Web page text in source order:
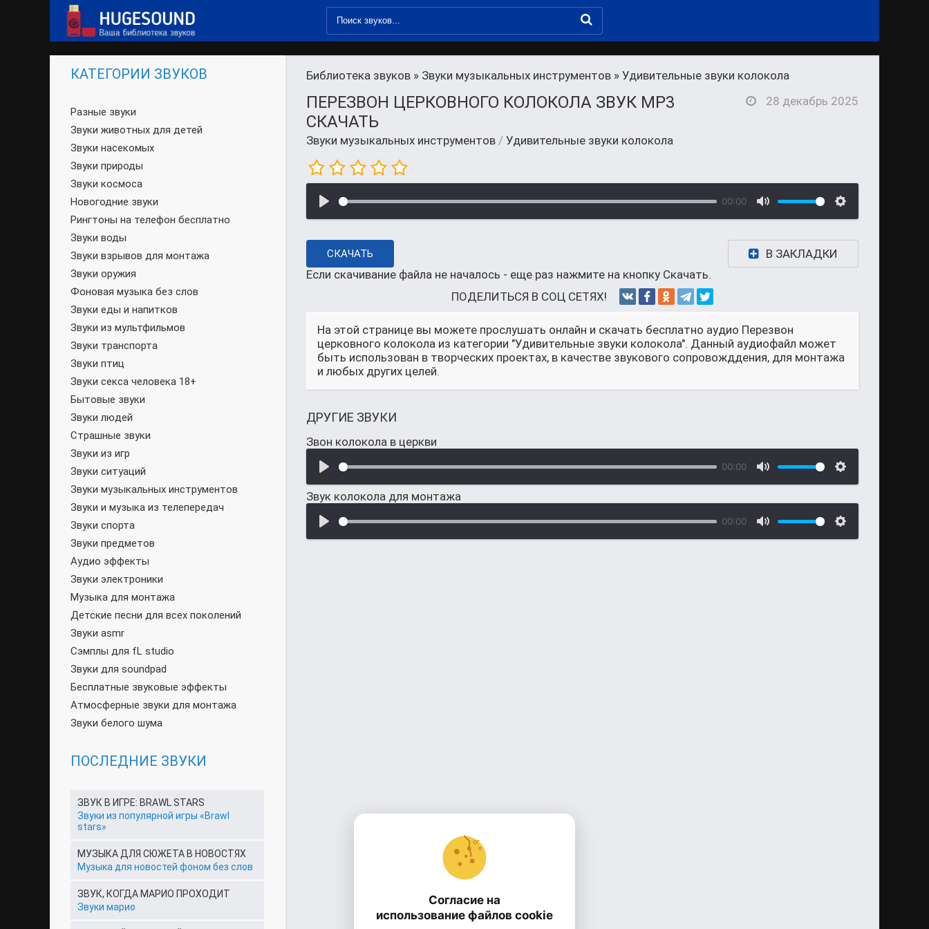
Библиотека звуков » Звуки музыкальных инструментов » Удивительные звуки колокола
ПЕРЕЗВОН ЦЕРКОВНОГО КОЛОКОЛА ЗВУК MP3
СКАЧАТЬ
Звуки музыкальных инструментов / Удивительные звуки колокола
28 декабрь 2025
00:00
СКАЧАТЬ
В ЗАКЛАДКИ
Если скачивание файла не началось - еще раз нажмите на кнопку Скачать.
ПОДЕЛИТЬСЯ В СОЦ СЕТЯХ!
На этой странице вы можете прослушать онлайн и скачать бесплатно аудио Перезвон
церковного колокола из категории "Удивительные звуки колокола". Данный аудиофайл может
быть использован в творческих проектах, в качестве звукового сопровожддения, для монтажа
и любых других целей.
ДРУГИЕ ЗВУКИ
Звон колокола в церкви
00:00
Звук колокола для монтажа
00:00
КАТЕГОРИИ ЗВУКОВ
Разные звуки
Звуки животных для детей
Звуки насекомых
Звуки природы
Звуки космоса
Новогодние звуки
Рингтоны на телефон бесплатно
Звуки воды
Звуки взрывов для монтажа
Звуки оружия
Фоновая музыка без слов
Звуки еды и напитков
Звуки из мультфильмов
Звуки транспорта
Звуки птиц
Звуки секса человека 18+
Бытовые звуки
Звуки людей
Страшные звуки
Звуки из игр
Звуки ситуаций
Звуки музыкальных инструментов
Звуки и музыка из телепередач
Звуки спорта
Звуки предметов
Аудио эффекты
Звуки электроники
Музыка для монтажа
Детские песни для всех поколений
Звуки asmr
Сэмплы для fL studio
Звуки для soundpad
Бесплатные звуковые эффекты
Атмосферные звуки для монтажа
Звуки белого шума
ПОСЛЕДНИЕ ЗВУКИ
ЗВУК В ИГРЕ: BRAWL STARS
Звуки из популярной игры «Brawl
stars»
МУЗЫКА ДЛЯ СЮЖЕТА В НОВОСТЯХ
Музыка для новостей фоном без слов
ЗВУК, КОГДА МАРИО ПРОХОДИТ
Звуки марио
Согласие на
использование файлов cookie